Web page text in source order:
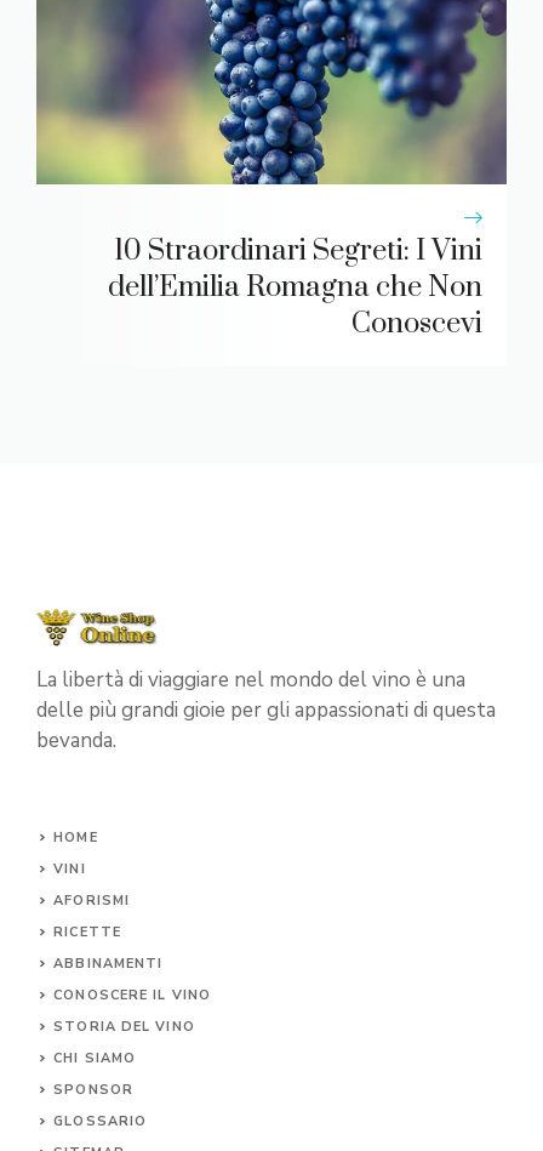
10 Straordinari Segreti: I Vini
dell’Emilia Romagna che Non
Conoscevi
La libertà di viaggiare nel mondo del vino è una
delle più grandi gioie per gli appassionati di questa
bevanda.
HOME
VINI
AFORISMI
RICETTE
ABBINAMENTI
CONOSCERE IL VINO
STORIA DEL VINO
CHI SIAMO
SPONSOR
GLOSSARIO